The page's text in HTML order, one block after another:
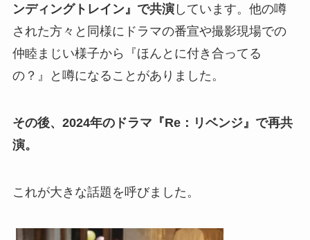
ンディングトレイン』で共演しています。他の噂
された方々と同様にドラマの番宣や撮影現場での
仲睦まじい様子から『ほんとに付き合ってる
の？』と噂になることがありました。
その後、2024年のドラマ『Re：リベンジ』で再共
演。
これが大きな話題を呼びました。